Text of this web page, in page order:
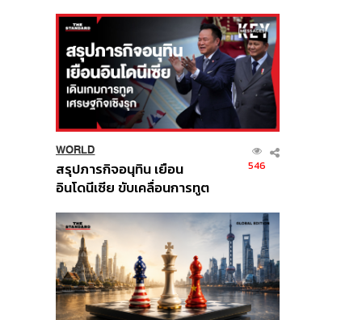
WORLD
สรุปภารกิจอนุทิน เยือน
อินโดนีเซีย ขับเคลื่อนการทูต
ส่วนยุทธศาสตร์ไทย –
อินโดนีเซีย
546